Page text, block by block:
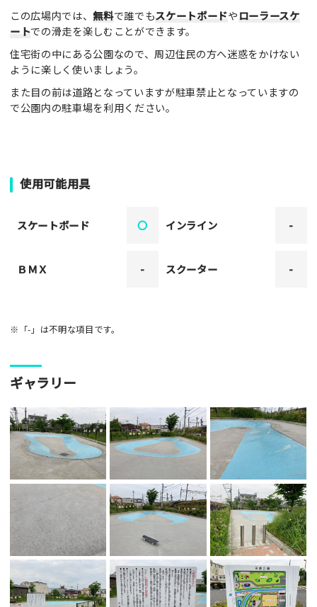
この広場内では、無料で誰でもスケートボードやローラースケ
ートでの滑走を楽しむことができます。
住宅街の中にある公園なので、周辺住民の方へ迷惑をかけない
ように楽しく使いましょう。
また目の前は道路となっていますが駐車禁止となっていますの
で公園内の駐車場を利用ください。
使用可能用具
スケートボード 〇 インライン -
ＢＭＸ - スクーター -
※「-」は不明な項目です。
ギャラリー